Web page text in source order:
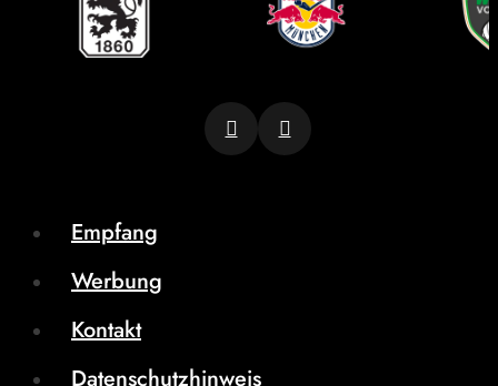
Empfang
Werbung
Kontakt
Datenschutzhinweis